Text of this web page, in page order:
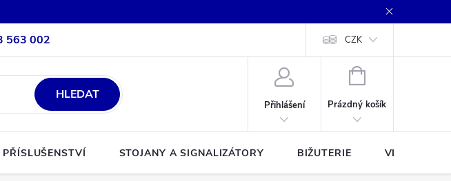
563 002 CZK
HLEDAT
Přihlášení
NÁKUPNÍ
Prázdný košík
STOJANY A SIGNALIZÁTORY BIŽUTERIE VLASCE A